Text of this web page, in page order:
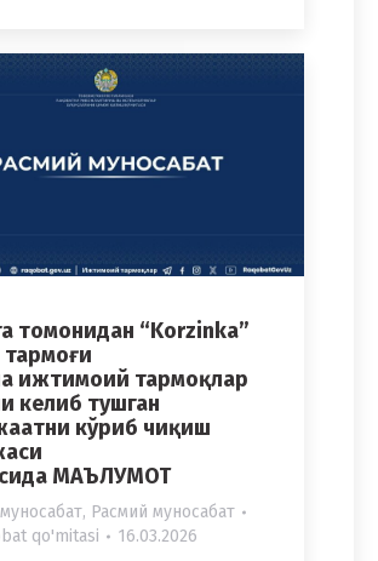
томонидан “Korzinka”
тармоғи
ижтимоий тармоқлар
келиб тушган
кўриб чиқиш
МАЪЛУМОТ
, Расмий муносабат
qo'mitasi 16.03.2026